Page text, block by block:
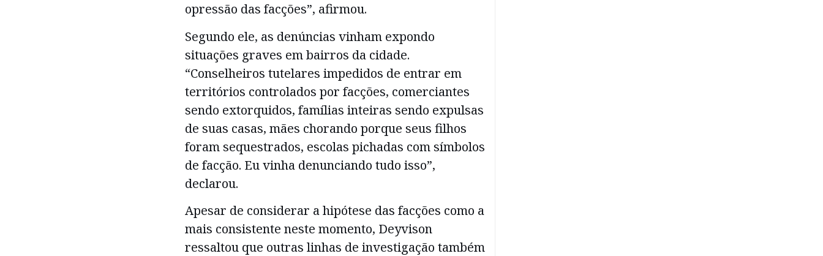
opressão das facções”, afirmou.
Segundo ele, as denúncias vinham expondo
situações graves em bairros da cidade.
“Conselheiros tutelares impedidos de entrar em
territórios controlados por facções, comerciantes
sendo extorquidos, famílias inteiras sendo expulsas
de suas casas, mães chorando porque seus filhos
foram sequestrados, escolas pichadas com símbolos
de facção. Eu vinha denunciando tudo isso”,
declarou.
Apesar de considerar a hipótese das facções como a
mais consistente neste momento, Deyvison
ressaltou que outras linhas de investigação também